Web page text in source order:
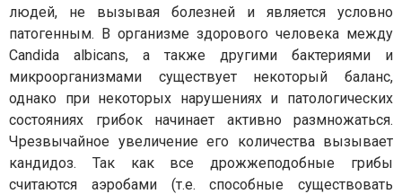
людей, не вызывая болезней и является условно
патогенным. В организме здорового человека между
Candida albicans, а также другими бактериями и
микроорганизмами существует некоторый баланс,
однако при некоторых нарушениях и патологических
состояниях грибок начинает активно размножаться.
Чрезвычайное увеличение его количества вызывает
кандидоз. Так как все дрожжеподобные грибы
считаются аэробами (т.е. способные существовать